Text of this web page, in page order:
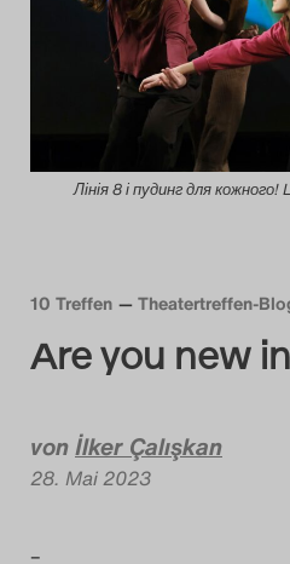
Das
Das
Das
Das
Лінія 8 і пудинг для
10 Treffen Theatertreffen-
Are you new
vonİlker Çalışkan
28. Mai 2023
–